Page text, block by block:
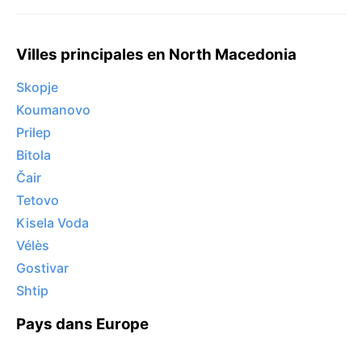
Villes principales en North Macedonia
Skopje
Koumanovo
Prilep
Bitola
Čair
Tetovo
Kisela Voda
Vélès
Gostivar
Shtip
Pays dans Europe